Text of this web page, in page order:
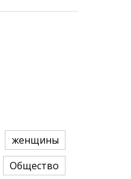
женщины
Общество